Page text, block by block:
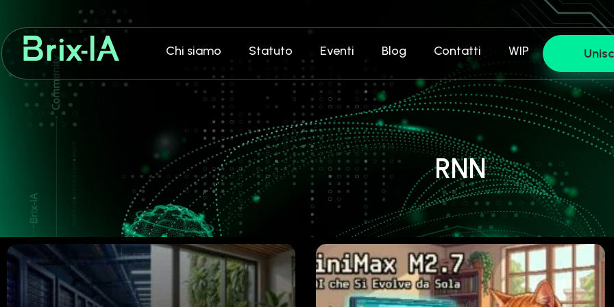
Chi siamo Statuto Eventi Blog Contatti WIP
RNN